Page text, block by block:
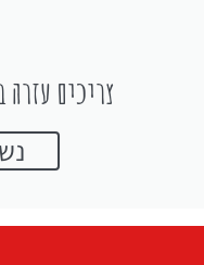
צריכים עזרה